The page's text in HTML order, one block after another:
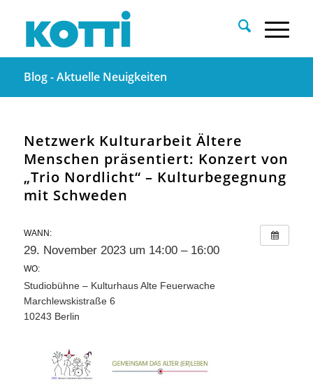
Blog - Aktuelle Neuigkeiten
Netzwerk Kulturarbeit Ältere
Menschen präsentiert: Konzert von
„Trio Nordlicht“ – Kulturbegegnung
mit Schweden
WANN:
29. November 2023 um 14:00 – 16:00
WO:
Studiobühne – Kulturhaus Alte Feuerwache
Marchlewskistraße 6
10243 Berlin